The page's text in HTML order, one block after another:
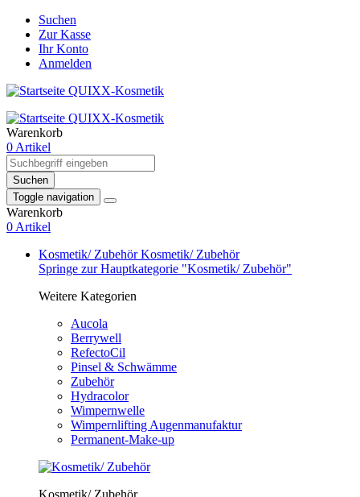
Suchen
Zur Kasse
Ihr Konto
Anmelden
Warenkorb
0 Artikel
Suchen
Toggle navigation
Warenkorb
0 Artikel
Kosmetik/ ZubehörKosmetik/ Zubehör
Springe zur Hauptkategorie "Kosmetik/ Zubehör"
Weitere Kategorien
Aucola
Berrywell
RefectoCil
Pinsel & Schwämme
Zubehör
Hydracolor
Wimpernwelle
Wimpernlifting Augenmanufaktur
Permanent-Make-up
Kosmetik/ Zubehör